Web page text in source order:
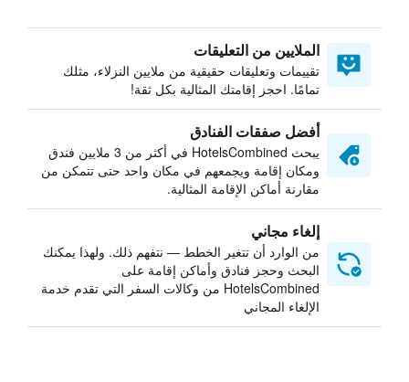
الملايين من التعليقات
تقييمات وتعليقات حقيقية من ملايين النزلاء، مثلك
تمامًا. احجز إقامتك المثالية بكل ثقة!
أفضل صفقات الفنادق
يبحث HotelsCombined في أكثر من 3 ملايين فندق
ومكان إقامة ويجمعهم في مكان واحد حتى تتمكن من
مقارنة أماكن الإقامة المثالية.
إلغاء مجاني
من الوارد أن تتغير الخطط — نتفهم ذلك. ولهذا يمكنك
البحث وحجز فنادق وأماكن إقامة على
HotelsCombined من وكالات السفر التي تقدم خدمة
الإلغاء المجاني